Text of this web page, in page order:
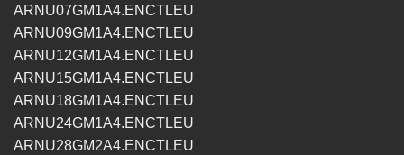
ARNU07GM1A4.ENCTLEU
ARNU09GM1A4.ENCTLEU
ARNU12GM1A4.ENCTLEU
ARNU15GM1A4.ENCTLEU
ARNU18GM1A4.ENCTLEU
ARNU24GM1A4.ENCTLEU
ARNU28GM2A4.ENCTLEU